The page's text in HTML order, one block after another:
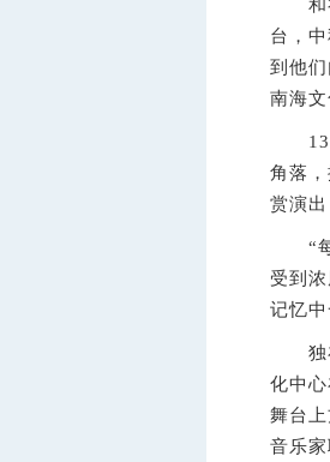
和祁
台，
到他
南海
13日
角落
赏演出
“每
受到
记忆
独在
化中
舞台
音乐